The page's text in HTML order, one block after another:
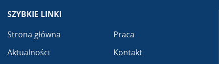
SZYBKIE LINKI
Strona główna
Aktualności
Praca
Kontakt